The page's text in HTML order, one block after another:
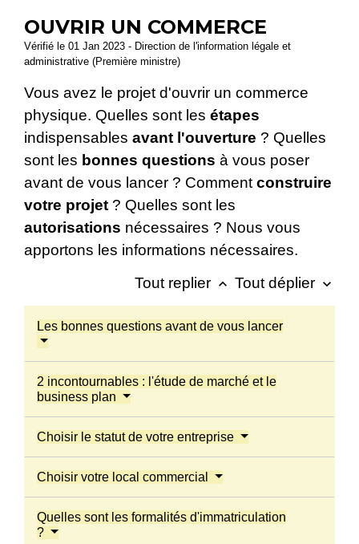
OUVRIR UN COMMERCE
Vérifié le 01 Jan 2023 - Direction de l'information légale et
administrative (Première ministre)
Vous avez le projet d'ouvrir un commerce
physique. Quelles sont les étapes
indispensables avant l'ouverture ? Quelles
sont les bonnes questions à vous poser
avant de vous lancer ? Comment construire
votre projet ? Quelles sont les
autorisations nécessaires ? Nous vous
apportons les informations nécessaires.
Tout replier keyboard_arrow_up Tout déplier keyboard_arrow_down
Les bonnes questions avant de vous lancer
2 incontournables : l'étude de marché et le
business plan
Choisir le statut de votre entreprise
Choisir votre local commercial
Quelles sont les formalités d'immatriculation
?